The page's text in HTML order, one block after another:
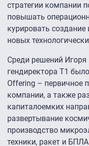
стратегии компании
повышать
курировать
новых
Среди решений Игоря
гендиректора Т1
Offering – первичное
компании, а также
капиталоемких
развертывание
производство
техники, ракет и